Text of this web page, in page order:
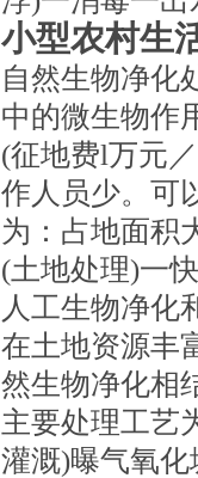
小型农村生
自然生物净化
中的微生物作
(征地费l万元
作人员少。可
为：占地面积
(土地处理)一
人工生物净化
在土地资源丰
然生物净化相
主要处理工艺
灌溉)曝气氧